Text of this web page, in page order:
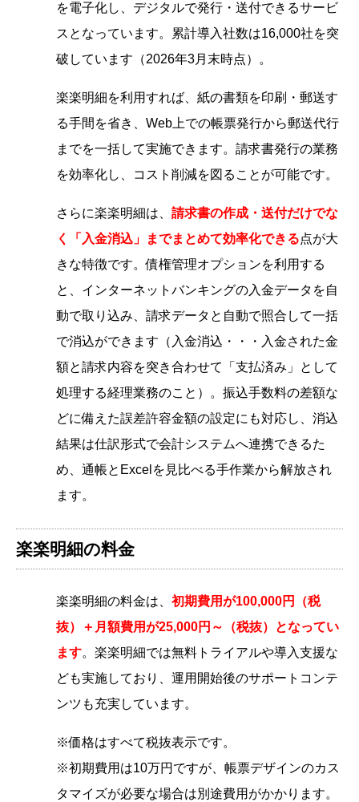
を電子化し、デジタルで発行・送付できるサービ
スとなっています。累計導入社数は16,000社を突
破しています（2026年3月末時点）。
楽楽明細を利用すれば、紙の書類を印刷・郵送す
る手間を省き、Web上での帳票発行から郵送代行
までを一括して実施できます。請求書発行の業務
を効率化し、コスト削減を図ることが可能です。
さらに楽楽明細は、 請求書の作成・送付だけでな
く「入金消込」までまとめて効率化できる点が大
きな特徴です。債権管理オプションを利用する
と、インターネットバンキングの入金データを自
動で取り込み、請求データと自動で照合して一括
で消込ができます（入金消込・・・入金された金
額と請求内容を突き合わせて「支払済み」として
処理する経理業務のこと）。振込手数料の差額な
どに備えた誤差許容金額の設定にも対応し、消込
結果は仕訳形式で会計システムへ連携できるた
め、通帳とExcelを見比べる手作業から解放され
ます。
楽楽明細の料金
楽楽明細の料金は、 初期費用が100,000円（税
抜）＋月額費用が25,000円～（税抜）となってい
ます。楽楽明細では無料トライアルや導入支援な
ども実施しており、運用開始後のサポートコンテ
ンツも充実しています。
※価格はすべて税抜表示です。
※初期費用は10万円ですが、帳票デザインのカス
タマイズが必要な場合は別途費用がかかります。